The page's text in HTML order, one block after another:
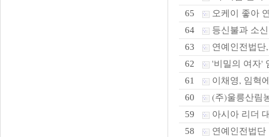
65 오케이 좋아
64 등신불과 소
63 연예인전법단
62 '비밀의 여자'
61 이채영, 임혁
60 (주)울릉산림
59 아시아 리더
58 연예인전법